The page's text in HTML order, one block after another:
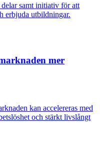
samt initiativ för att
erbjuda utbildningar.
mer
kan accelereras med
och stärkt livslångt